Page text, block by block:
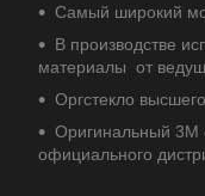
Самый широкий
В производстве
материалы от
Оргстекло
Оригинальный 3М
официального